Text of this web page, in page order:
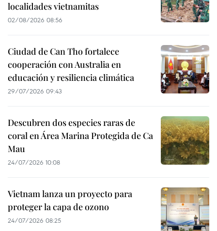
localidades vietnamitas
02/08/2026 08:56
Ciudad de Can Tho fortalece
cooperación con Australia en
educación y resiliencia climática
29/07/2026 09:43
Descubren dos especies raras de
coral en Área Marina Protegida de Ca
Mau
24/07/2026 10:08
Vietnam lanza un proyecto para
proteger la capa de ozono
24/07/2026 08:25